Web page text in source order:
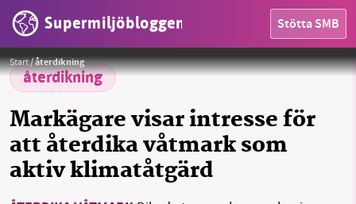
Supermiljöbloggen Stötta SMB
OMRÅDEN
MILJÖFAKTA
OM OSS
Start/återdikning
återdikning
Markägare visar intresse för
att återdika våtmark som
aktiv klimatåtgärd
Rudy and Peter Skitterians / Pixabay